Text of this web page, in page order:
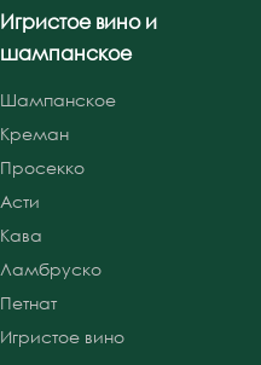
Игристое вино и
шампанское
Шампанское
Креман
Просекко
Асти
Кава
Ламбруско
Петнат
Игристое вино